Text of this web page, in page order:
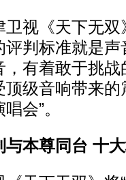
《天下无双
评判标准就是
，有着敢于挑
顶级音响带来
会”。
本尊同台 十